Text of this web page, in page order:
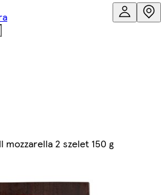
2 szelet 150 g